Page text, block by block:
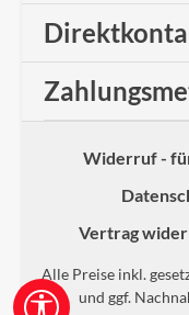
Widerruf -
Vertrag
Alle Preise inkl.
und ggf.
Werkzeugleiste